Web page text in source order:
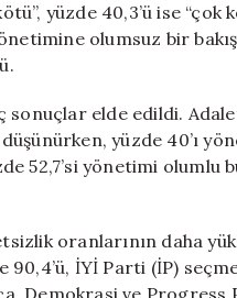
yüzde 40,3’ü ise
olumsuz bir
elde edildi.
yüzde 40’ı
52,7’si yönetimi olumlu
oranlarının daha
İYİ Parti (İP)
Demokrasi ve Progress